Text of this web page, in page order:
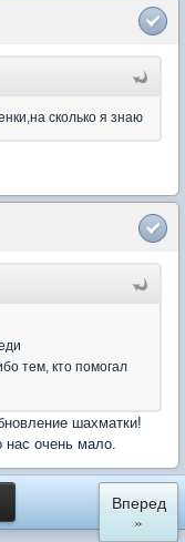
сколько я знаю
тем, кто помогал
шахматки!
нас очень мало.
Вперед
»